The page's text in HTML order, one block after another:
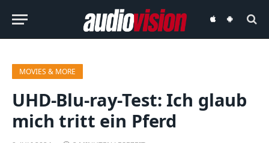
audiovisionaudiovision
MOVIES & MORE
UHD-Blu-ray-Test: Ich glaub
mich tritt ein Pferd